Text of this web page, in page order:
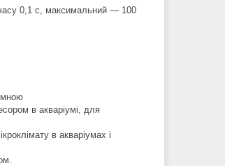
0,1 с, максимальний — 100
в акваріумі, для
в акваріумах і